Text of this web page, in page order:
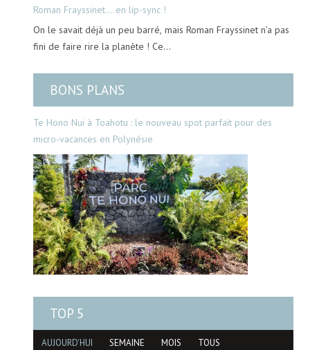
Roman Frayssinet… en lip-sync !
On le savait déjà un peu barré, mais Roman Frayssinet n’a pas
fini de faire rire la planète ! Ce…
BONS PLANS
Te Hono Nui à Toahotu : le nouveau spot parfait pour des
micro-vacances en Polynésie
TOP 5
AUJOURD'HUI SEMAINE MOIS TOUS